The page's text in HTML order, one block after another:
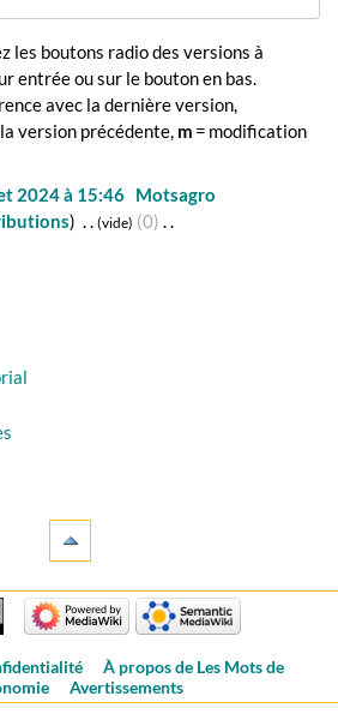
les boutons radio des versions à
entrée ou sur le bouton en bas.
avec la dernière version,
version précédente, m = modification
2024 à 15:46‎ Motsagro
vide 0
À propos de Les Mots de
Avertissements